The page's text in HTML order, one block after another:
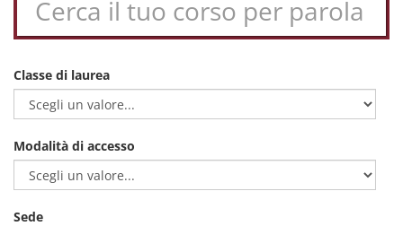
Classe di laurea
Modalità di accesso
Sede